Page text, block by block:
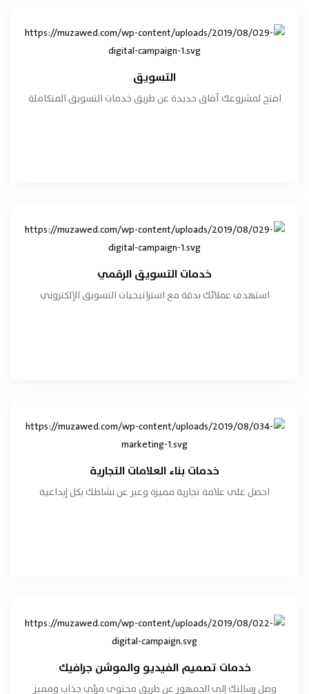
التسويق
افتح لمشروعك آفاق جديدة عن طريق خدمات التسويق المتكاملة
التسويق
طلب الخدمة
خدمات التسويق الرقمي
استهدف عملائك بدقة مع استراتيجيات التسويق الإلكتروني
خدمات التسويق الرقمي
طلب الخدمة
خدمات بناء العلامات التجارية
احصل على علامة تجارية مميزة وعبر عن نشاطك بكل إبداعية
خدمات بناء العلامات التجارية
طلب الخدمة
خدمات تصميم الفيديو والموشن جرافيك
وصل رسالتك إلى الجمهور عن طريق محتوى مرئي جذاب ومميز
خدمات تصميم الفيديو والموشن جرافيك